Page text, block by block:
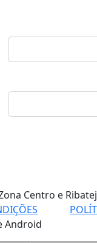
Centro e
Android